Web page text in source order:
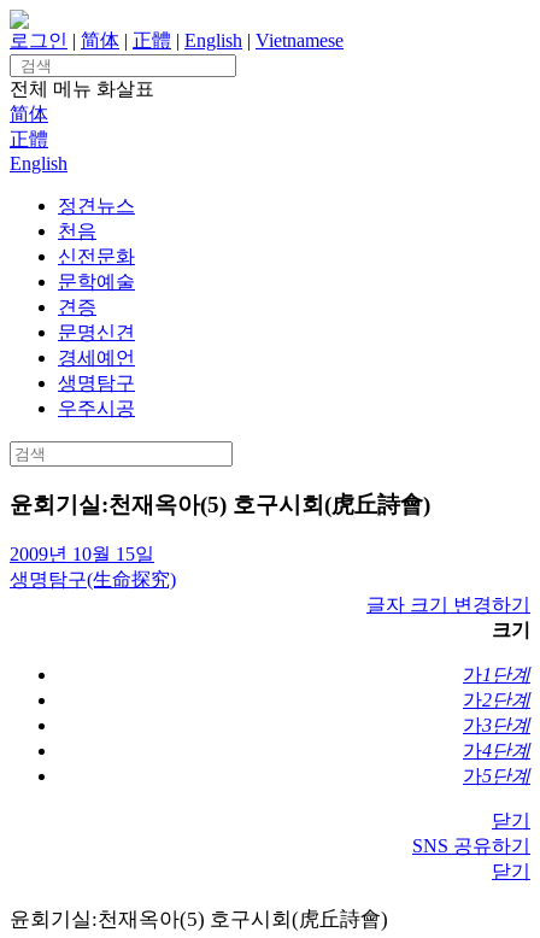
Skip
to
content
로그인 | 简体 | 正體 | English | Vietnamese
Search
for:
전체 메뉴 화살표
简体
正體
English
정견뉴스
천음
신전문화
문학예술
견증
문명신견
경세예언
생명탐구
우주시공
Search
for:
윤회기실:천재옥아(5) 호구시회(虎丘詩會)
2009년 10월 15일
생명탐구(生命探究)
글자 크기 변경하기
크기
가1단계
가2단계
가3단계
가4단계
가5단계
닫기
SNS 공유하기
닫기
윤회기실:천재옥아(5) 호구시회(虎丘詩會)